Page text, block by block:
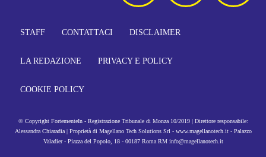
STAFF CONTATTACI DISCLAIMER
LA REDAZIONE PRIVACY E POLICY
COOKIE POLICY
© Copyright FortementeIn - Registrazione Tribunale di Monza 10/2019 | Direttore responsabile:
Alessandra Chiaradia | Proprietà di Magellano Tech Solutions Srl - www.magellanotech.it - Palazzo
Valadier - Piazza del Popolo, 18 - 00187 Roma RM info@magellanotech.it